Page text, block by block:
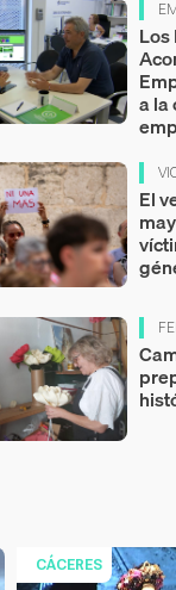
Los
a la
El
CÁCERES